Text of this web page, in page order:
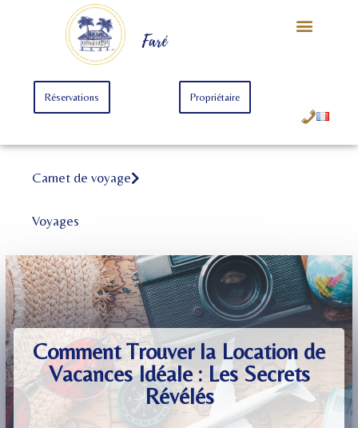
Faré
Réservations Propriétaire
Carnet de voyage
Voyages
Comment Trouver la Location de
Vacances Idéale : Les Secrets
Révélés